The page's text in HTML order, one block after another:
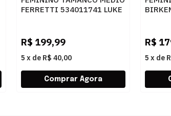
FERRETTI 534011741 LUKE
R$ 199,99
5 x de R$ 40,00
R$
5 x de